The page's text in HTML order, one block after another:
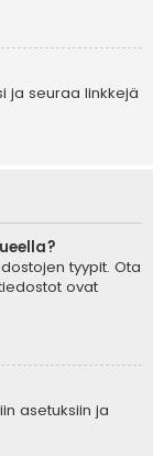
ja seuraa linkkejä
tyypit. Ota
ovat
asetuksiin ja